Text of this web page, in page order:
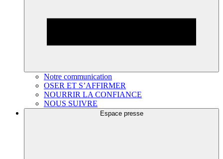
Notre communication
OSER ET S’AFFIRMER
NOURRIR LA CONFIANCE
NOUS SUIVRE
Espace presse